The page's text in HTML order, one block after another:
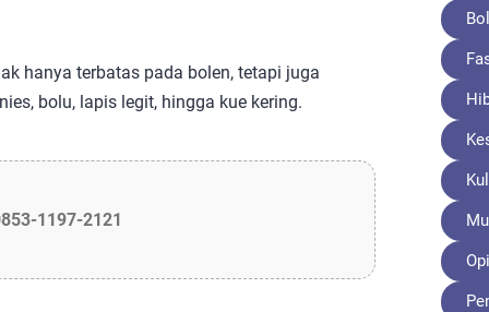
hanya terbatas pada bolen, tetapi juga
bolu, lapis legit, hingga kue kering.
1197-2121